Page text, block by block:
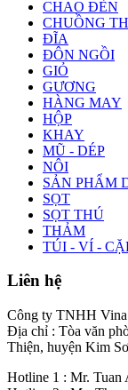
CHAO ĐÈN
CHUỒNG
ĐĨA
ĐÔN NGỒI
GIỎ
GƯƠNG
HÀNG MAY
HỘP
KHAY
MŨ - DÉP
NÔI
SẢN PHẨM
SỌT
SỌT THÚ
THẢM
TÚI - VÍ -
Liên hệ
Công ty TNHH
Địa chỉ : Tòa văn
Thiện, huyện Kim
Hotline 1 : Mr. Tuan